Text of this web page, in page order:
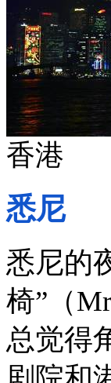
香港
悉尼
悉尼的
椅”（
总觉得